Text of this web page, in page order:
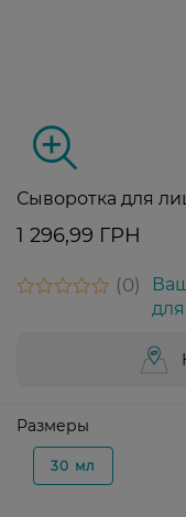
Сыворотка для
1 296,99 ГРН
0
Размеры
30 мл